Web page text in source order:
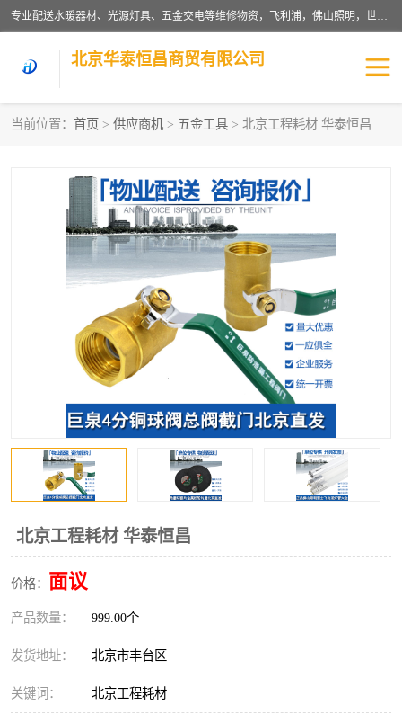
专业配送水暖器材、光源灯具、五金交电等维修物资，飞利浦，佛山照明，世达，博世，九牧，特陶等各产品涉及国内外知名品牌。公司专注与物业、学校、酒店、工厂等单位合作，提供一站式配送服务，降低客户综合成本。依托电子商务改变传统模式，以专业的团队为客户提供24H物资配送到达，货到月结、统一开票，便捷退换等服务，提高了企业的运营效率。
北京华泰恒昌商贸有限公司
当前位置： 首页 > 供应商机 > 五金工具 > 北京工程耗材 华泰恒昌
北京工程耗材 华泰恒昌
价格： 面议
产品数量： 999.00个
发货地址： 北京市丰台区
关键词： 北京工程耗材
五金工具 涂料辅材